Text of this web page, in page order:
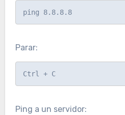
ping 8.8.8.8
Parar:
Ctrl + C
Ping a un servidor: